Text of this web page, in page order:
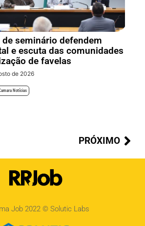
seminário defendem
e escuta das comunidades
de favelas
de 2026
Notícias
PRÓXIMO
Job 2022 © Solutic Labs